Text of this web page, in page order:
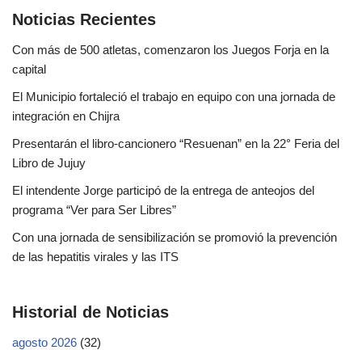
Noticias Recientes
Con más de 500 atletas, comenzaron los Juegos Forja en la
capital
El Municipio fortaleció el trabajo en equipo con una jornada de
integración en Chijra
Presentarán el libro-cancionero “Resuenan” en la 22° Feria del
Libro de Jujuy
El intendente Jorge participó de la entrega de anteojos del
programa “Ver para Ser Libres”
Con una jornada de sensibilización se promovió la prevención
de las hepatitis virales y las ITS
Historial de Noticias
agosto 2026 (32)